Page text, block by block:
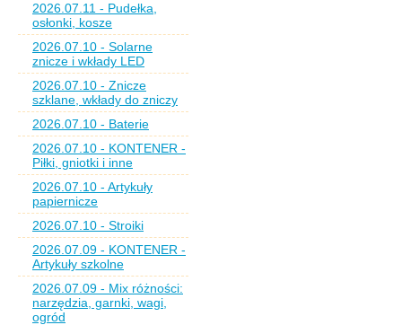
2026.07.11 - Pudełka,
osłonki, kosze
2026.07.10 - Solarne
znicze i wkłady LED
2026.07.10 - Znicze
szklane, wkłady do zniczy
2026.07.10 - Baterie
2026.07.10 - KONTENER -
Piłki, gniotki i inne
2026.07.10 - Artykuły
papiernicze
2026.07.10 - Stroiki
2026.07.09 - KONTENER -
Artykuły szkolne
2026.07.09 - Mix różności:
narzędzia, garnki, wagi,
ogród